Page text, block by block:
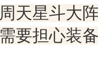
天星斗大
要担心装